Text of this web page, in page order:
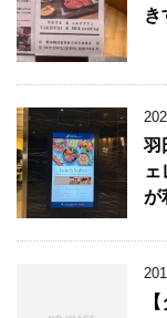
き
羽
ェ
が